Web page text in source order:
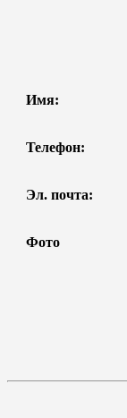
Имя:
Телефон:
Эл. почта:
Фото